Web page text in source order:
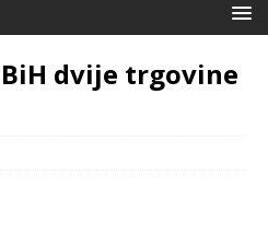
dvije trgovine